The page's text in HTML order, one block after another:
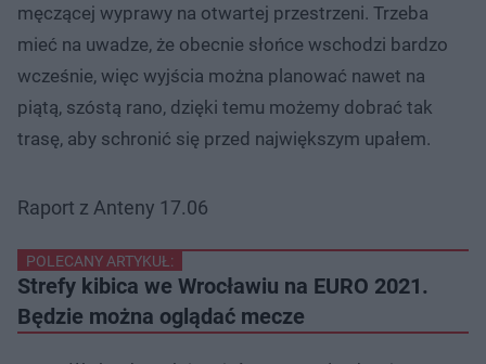
męczącej wyprawy na otwartej przestrzeni. Trzeba
mieć na uwadze, że obecnie słońce wschodzi bardzo
wcześnie, więc wyjścia można planować nawet na
piątą, szóstą rano, dzięki temu możemy dobrać tak
trasę, aby schronić się przed największym upałem.
Raport z Anteny 17.06
POLECANY ARTYKUŁ:
Strefy kibica we Wrocławiu na EURO 2021.
Będzie można oglądać mecze